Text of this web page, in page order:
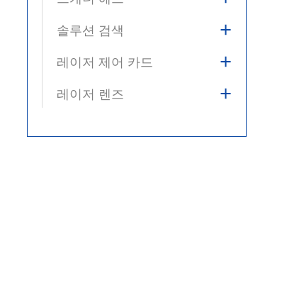
솔루션 검색 +
레이저 제어 카드 +
레이저 렌즈 +